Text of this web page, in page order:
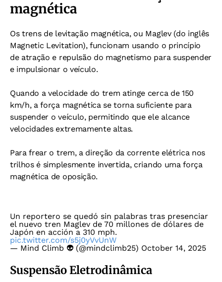
magnética
Os trens de levitação magnética, ou Maglev (do inglês
Magnetic Levitation), funcionam usando o princípio
de atração e repulsão do magnetismo para suspender
e impulsionar o veículo.
Quando a velocidade do trem atinge cerca de 150
km/h, a força magnética se torna suficiente para
suspender o veículo, permitindo que ele alcance
velocidades extremamente altas.
Para frear o trem, a direção da corrente elétrica nos
trilhos é simplesmente invertida, criando uma força
magnética de oposição.
Un reportero se quedó sin palabras tras presenciar
el nuevo tren Maglev de 70 millones de dólares de
Japón en acción a 310 mph.
pic.twitter.com/s5j0yVvUnW
— Mind Climb 👽 (@mindclimb25) October 14, 2025
Suspensão Eletrodinâmica